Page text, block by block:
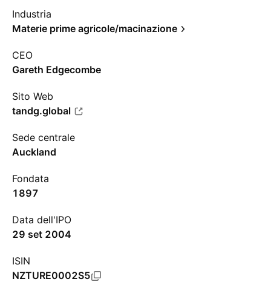
Industria
Materie prime agricole/macinazione
CEO
Gareth Edgecombe
Sito Web
tandg.global
Sede centrale
Auckland
Fondata
1897
Data dell'IPO
29 set 2004
ISIN
NZTURE0002S5